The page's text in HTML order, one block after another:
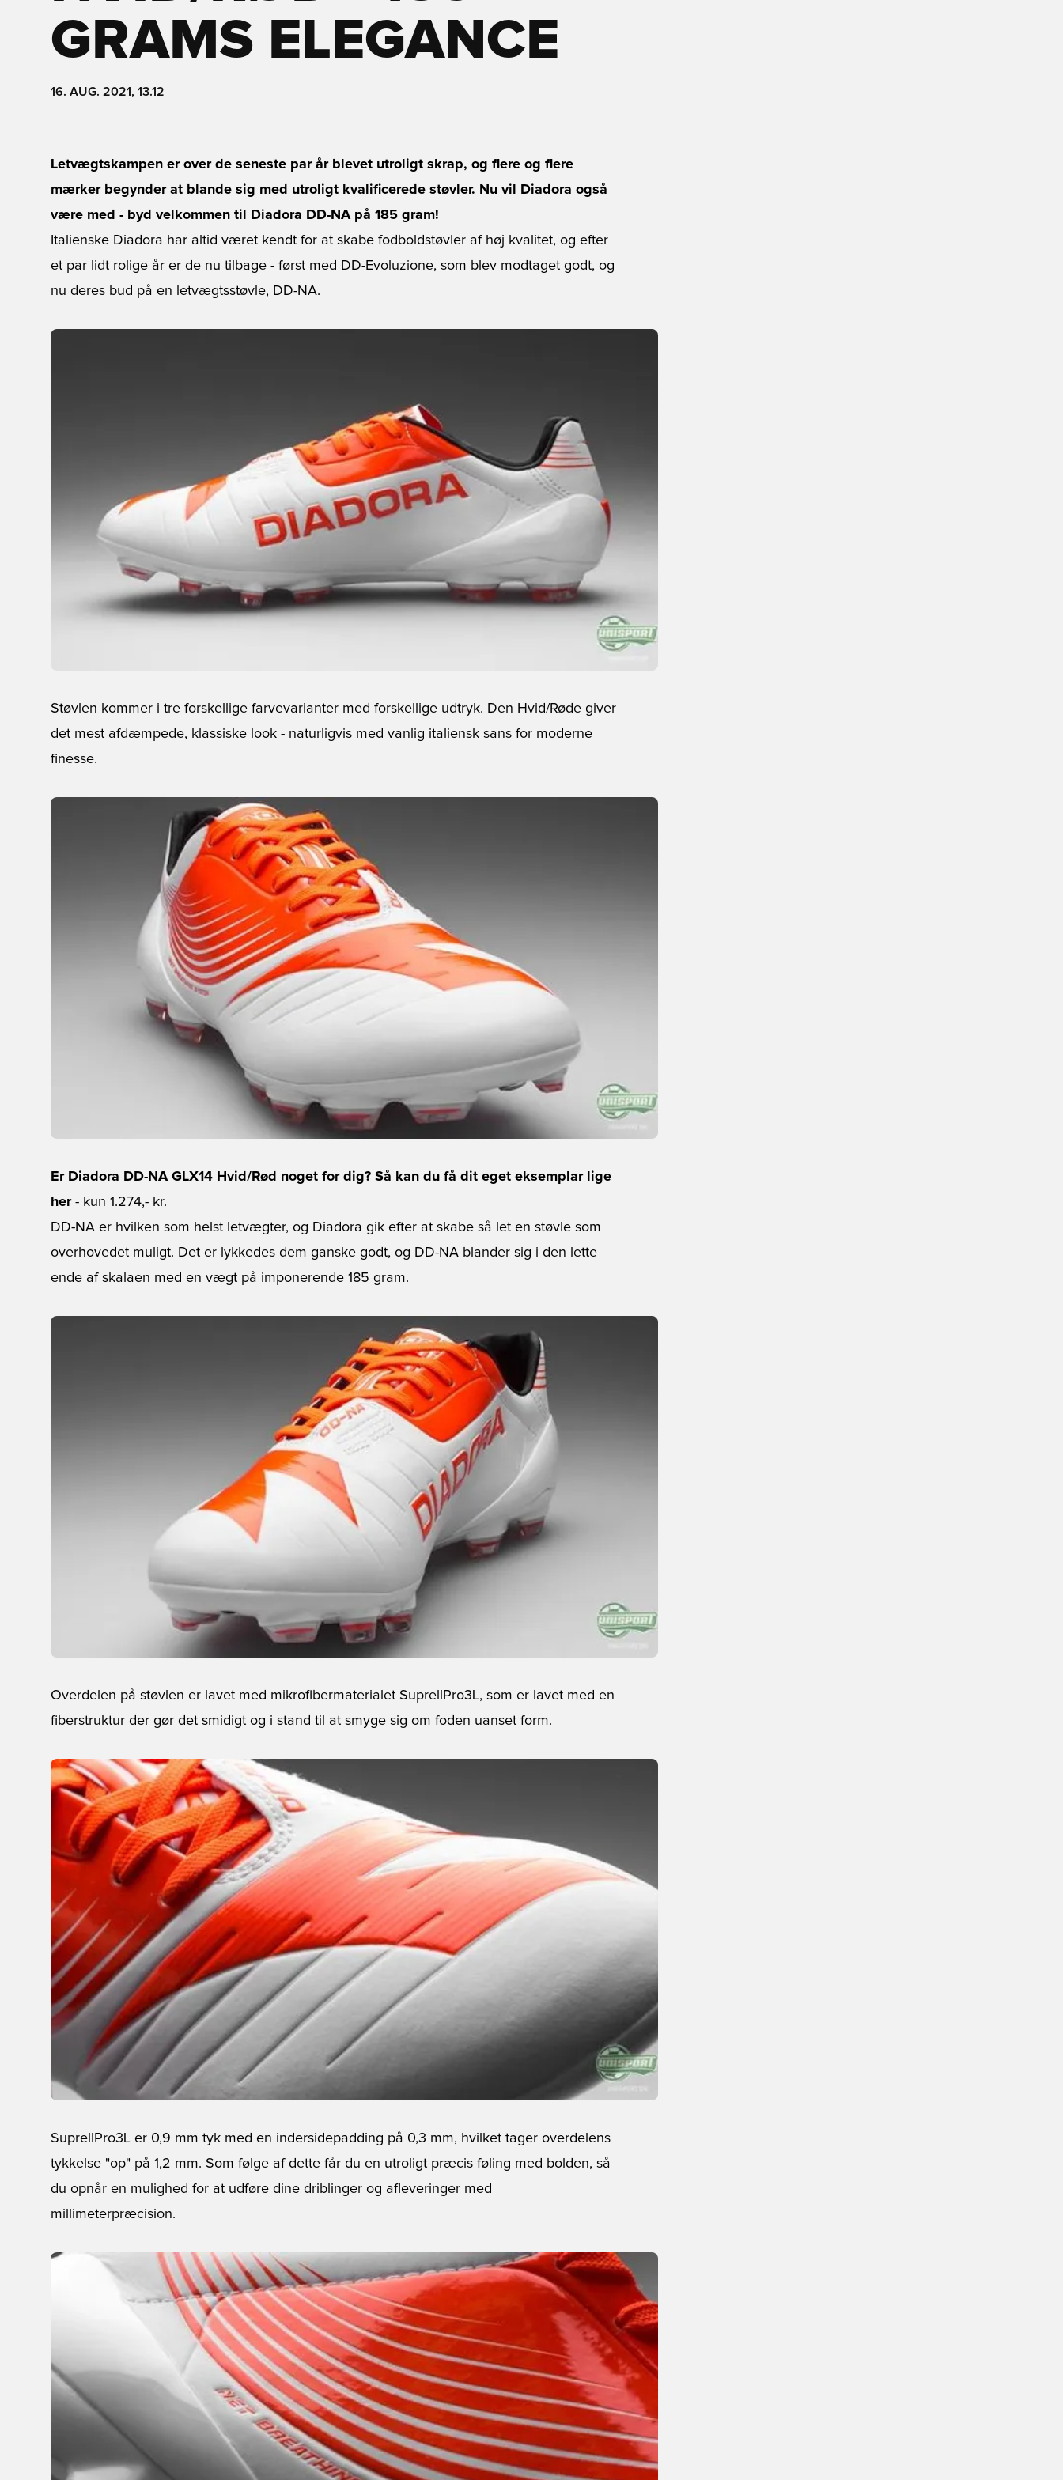
GRAMS ELEGANCE
16. AUG. 2021, 13.12
Letvægtskampen er over de seneste par år blevet utroligt skrap, og flere og flere
mærker begynder at blande sig med utroligt kvalificerede støvler. Nu vil Diadora også
være med - byd velkommen til Diadora DD-NA på 185 gram!
Italienske Diadora har altid været kendt for at skabe fodboldstøvler af høj kvalitet, og efter
et par lidt rolige år er de nu tilbage - først med DD-Evoluzione, som blev modtaget godt, og
nu deres bud på en letvægtsstøvle, DD-NA.
Støvlen kommer i tre forskellige farvevarianter med forskellige udtryk. Den Hvid/Røde giver
det mest afdæmpede, klassiske look - naturligvis med vanlig italiensk sans for moderne
finesse.
Er Diadora DD-NA GLX14 Hvid/Rød noget for dig? Så kan du få dit eget eksemplar lige
her- kun 1.274,- kr.
DD-NA er hvilken som helst letvægter, og Diadora gik efter at skabe så let en støvle som
overhovedet muligt. Det er lykkedes dem ganske godt, og DD-NA blander sig i den lette
ende af skalaen med en vægt på imponerende 185 gram.
Overdelen på støvlen er lavet med mikrofibermaterialet SuprellPro3L, som er lavet med en
fiberstruktur der gør det smidigt og i stand til at smyge sig om foden uanset form.
SuprellPro3L er 0,9 mm tyk med en indersidepadding på 0,3 mm, hvilket tager overdelens
tykkelse "op" på 1,2 mm. Som følge af dette får du en utroligt præcis føling med bolden, så
du opnår en mulighed for at udføre dine driblinger og afleveringer med
millimeterpræcision.